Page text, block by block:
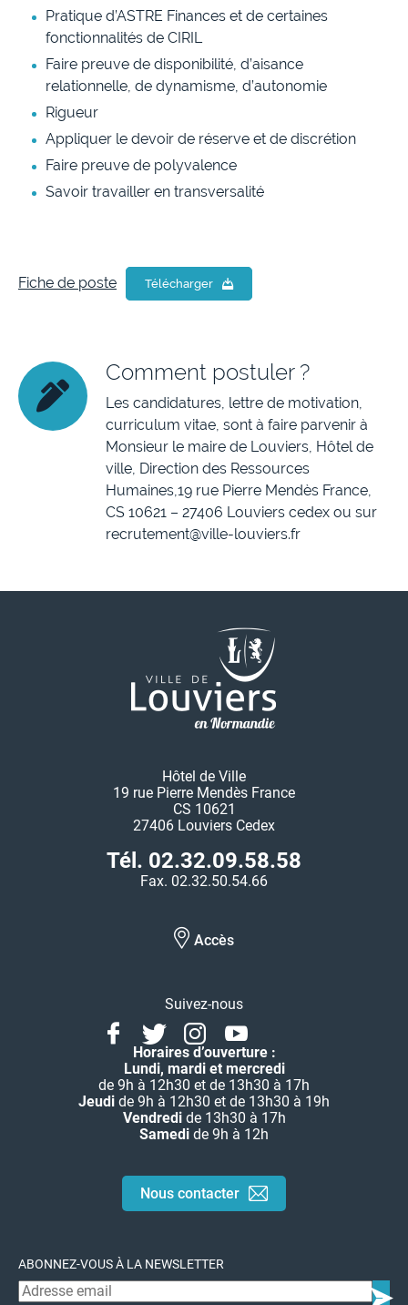
Pratique d’ASTRE Finances et de certaines
fonctionnalités de CIRIL
Faire preuve de disponibilité, d’aisance
relationnelle, de dynamisme, d’autonomie
Rigueur
Appliquer le devoir de réserve et de discrétion
Faire preuve de polyvalence
Savoir travailler en transversalité
Fiche de poste Télécharger
Comment postuler ?
Les candidatures, lettre de motivation,
curriculum vitae, sont à faire parvenir à
Monsieur le maire de Louviers, Hôtel de
ville, Direction des Ressources
Humaines,19 rue Pierre Mendès France,
CS 10621 – 27406 Louviers cedex ou sur
recrutement@ville-louviers.fr
Hôtel de Ville
19 rue Pierre Mendès France
CS 10621
27406 Louviers Cedex
Tél. 02.32.09.58.58
Fax. 02.32.50.54.66
Accès
Suivez-nous
FacebookTwitterInstagramYoutube
Horaires d’ouverture :
Lundi, mardi et mercredi
de 9h à 12h30 et de 13h30 à 17h
Jeudi de 9h à 12h30 et de 13h30 à 19h
Vendredide 13h30 à 17h
Samedi de 9h à 12h
Nous contacter
ABONNEZ-VOUS À LA NEWSLETTER